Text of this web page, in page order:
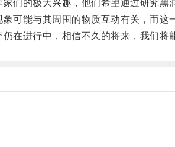
的极大兴趣，他们希望通过研究黑
能与其周围的物质互动有关，而这
进行中，相信不久的将来，我们将